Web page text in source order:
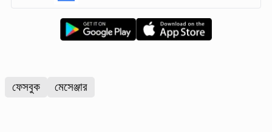
ফেসবুক মেসেঞ্জার